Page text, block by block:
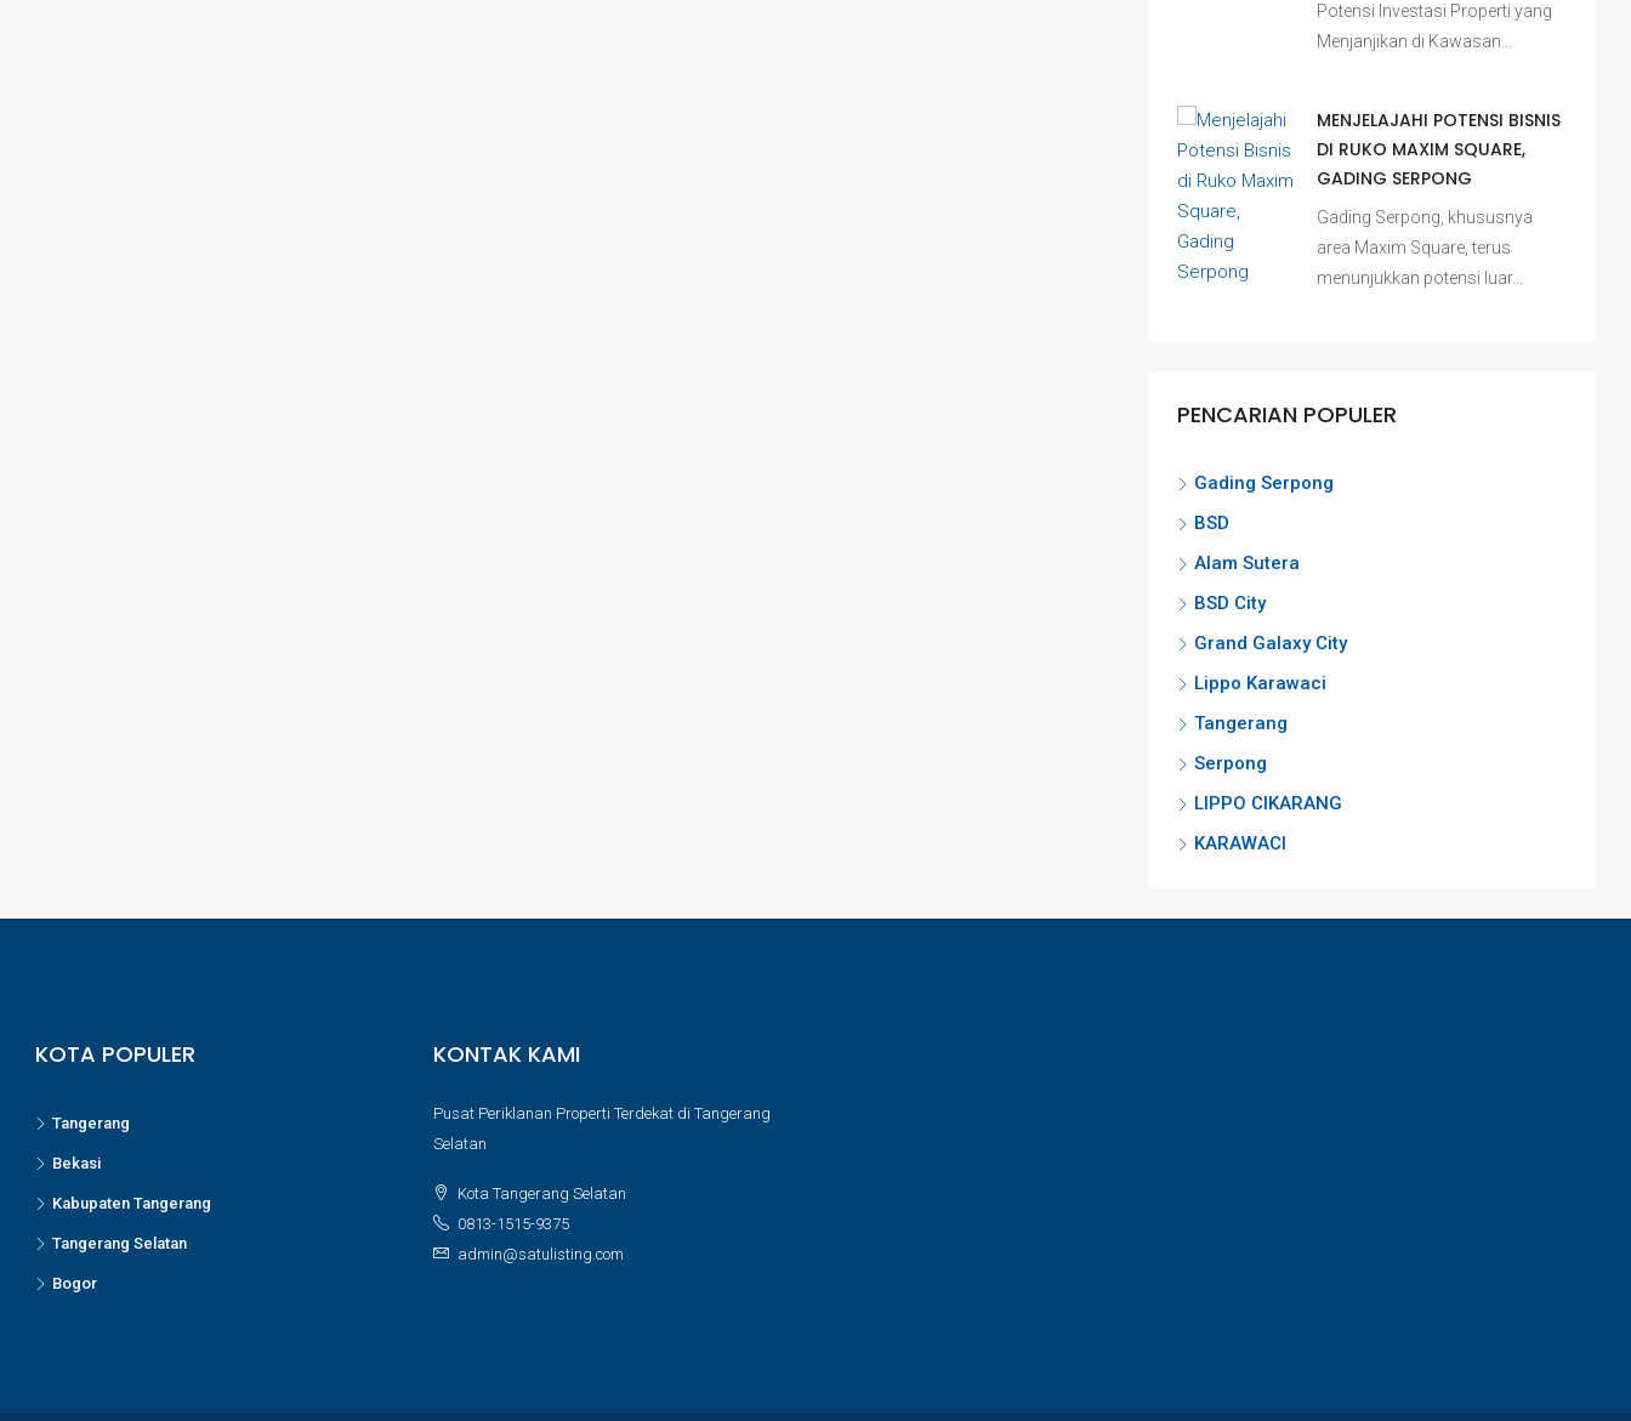
Potensi Investasi Properti yang
Menjanjikan di Kawasan…
MENJELAJAHI POTENSI BISNIS
DI RUKO MAXIM SQUARE,
GADING SERPONG
Gading Serpong, khususnya
area Maxim Square, terus
menunjukkan potensi luar…
PENCARIAN POPULER
Gading Serpong
BSD
Alam Sutera
BSD City
Grand Galaxy City
Lippo Karawaci
Tangerang
Serpong
LIPPO CIKARANG
KARAWACI
KOTA POPULER
Tangerang
Bekasi
Kabupaten Tangerang
Tangerang Selatan
Bogor
KONTAK KAMI
Pusat Periklanan Properti Terdekat di Tangerang
Selatan
Kota Tangerang Selatan
0813-1515-9375
admin@satulisting.com